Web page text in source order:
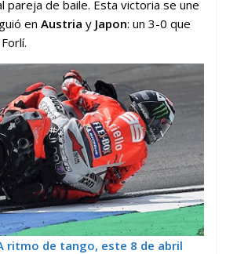
pareja de baile. Esta victoria se une
enAustria y Japon: un 3-0 que
ritmo de tango, este 8 de abril